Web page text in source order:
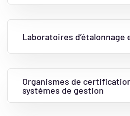
Laboratoires d’étalonnage
Organismes de
systèmes de gestion